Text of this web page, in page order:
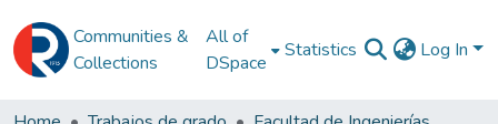
Communities &
Collections
All of
DSpace
Statistics Log In